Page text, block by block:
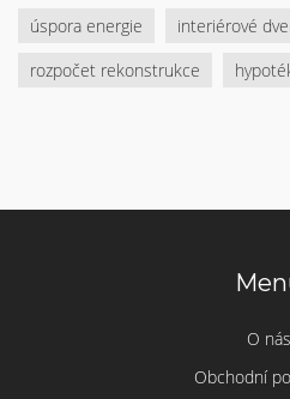
úspora energie
interiérové
rozpočet rekonstrukce
O nás
Obchodní